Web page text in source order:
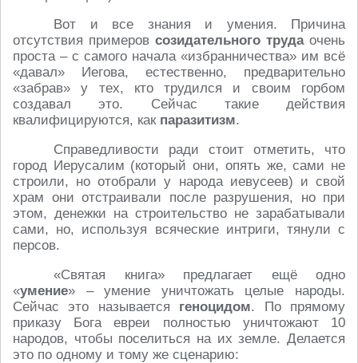
Вот и все знания и умения. Причина
отсутствия примеров созидательного трудаочень
проста – с самого начала «избранничества» им всё
«давал» Иегова, естественно, предварительно
«забрав» у тех, кто трудился и своим горбом
создавал это. Сейчас такие действия
квалифицируются, как паразитизм.
Справедливости ради стоит отметить, что
город Иерусалим (который они, опять же, сами не
строили, но отобрали у народа иевусеев) и свой
храм они отстраивали после разрушения, но при
этом, денежки на строительство не зарабатывали
сами, но, используя всяческие интриги, тянули с
персов.
«Святая книга» предлагает ещё одно
«умение» – умение уничтожать целые народы.
Сейчас это называется геноцидом. По прямому
приказу Бога евреи полностью уничтожают 10
народов, чтобы поселиться на их земле. Делается
это по одному и тому же сценарию: